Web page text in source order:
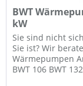
BWT
kW
Sie sind nicht
Sie ist? Wir
Wärmepumpen
BWT 106 BWT